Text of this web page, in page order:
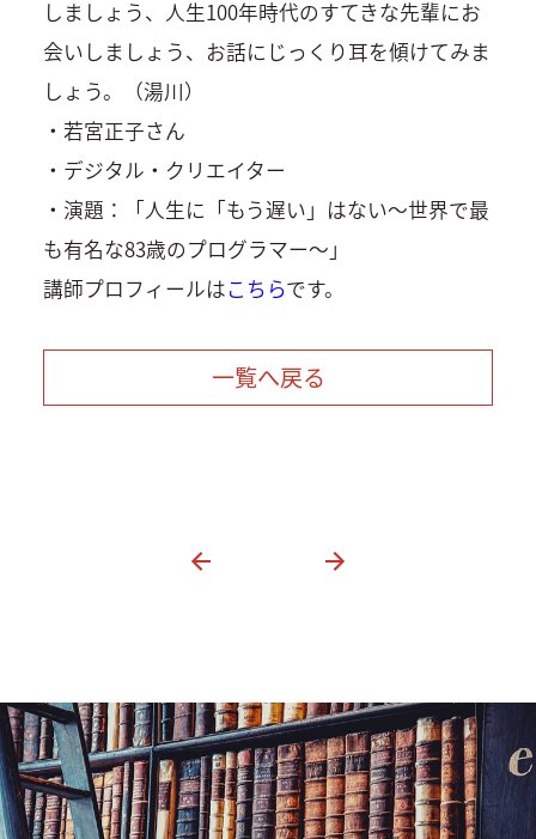
しましょう、人生100年時代のすてきな先輩にお
会いしましょう、お話にじっくり耳を傾けてみま
しょう。（湯川）
・若宮正子さん
・デジタル・クリエイター
・演題：「人生に「もう遅い」はない～世界で最
も有名な83歳のプログラマー～」
講師プロフィールはこちらです。
一覧へ戻る